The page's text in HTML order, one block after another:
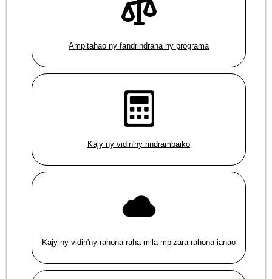
Ampitahao ny fandrindrana ny programa
Kajy ny vidin'ny rindrambaiko
Kajy ny vidin'ny rahona raha mila mpizara rahona ianao